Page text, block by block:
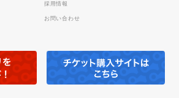
採用情報
お問い合わせ